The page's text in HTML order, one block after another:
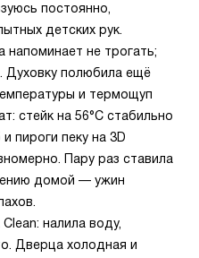
постоянно,
детских рук.
напоминает не трогать;
Духовку полюбила ещё
и термощуп
стейк на 56°С стабильно
пироги пеку на 3D
Пару раз ставила
домой — ужин
налила воду,
Дверца холодная и